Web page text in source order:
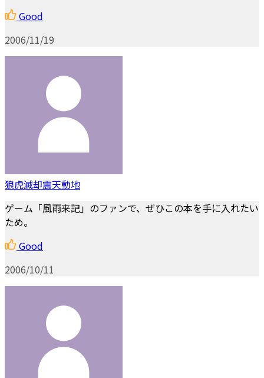
Good
2006/11/19
狼虎滅却震天動地
ゲーム「風雨来記」のファンで、ぜひこの本を手に入れたい
ため。
Good
2006/10/11